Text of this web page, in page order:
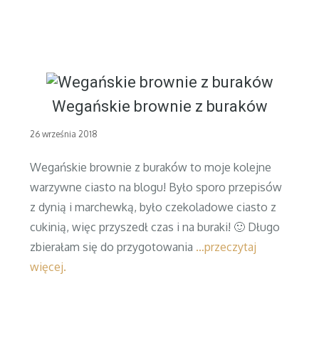
Wegańskie brownie z buraków
Posted
26 września 2018
Wegańskie brownie z buraków to moje kolejne
warzywne ciasto na blogu! Było sporo przepisów
z dynią i marchewką, było czekoladowe ciasto z
cukinią, więc przyszedł czas i na buraki! 🙂 Długo
zbierałam się do przygotowania …przeczytaj
więcej.